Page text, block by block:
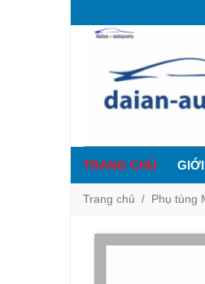
TRANG CHỦ
Trang chủ Phụ tùng